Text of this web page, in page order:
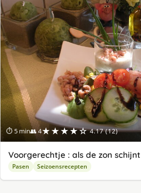
⏱ 5 min👥 4★★★★☆ 4.17 (12)
Voorgerechtje : als de zon schijnt
Pasen Seizoensrecepten